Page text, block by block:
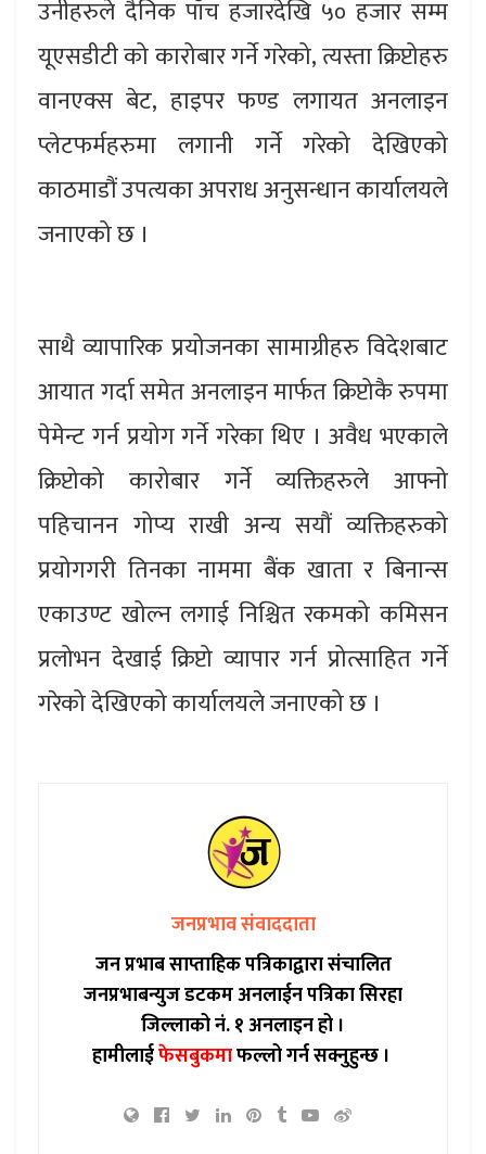
उनीहरुले दैनिक पाँच हजारदेखि ५० हजार सम्म
यूएसडीटी को कारोबार गर्ने गरेको, त्यस्ता क्रिप्टोहरु
वानएक्स बेट, हाइपर फण्ड लगायत अनलाइन
प्लेटफर्महरुमा लगानी गर्ने गरेको देखिएको
काठमाडौं उपत्यका अपराध अनुसन्धान कार्यालयले
जनाएको छ ।
साथै व्यापारिक प्रयोजनका सामाग्रीहरु विदेशबाट
आयात गर्दा समेत अनलाइन मार्फत क्रिप्टोकै रुपमा
पेमेन्ट गर्न प्रयोग गर्ने गरेका थिए । अवैध भएकाले
क्रिप्टोको कारोबार गर्ने व्यक्तिहरुले आफ्नो
पहिचानन गोप्य राखी अन्य सयौं व्यक्तिहरुको
प्रयोगगरी तिनका नाममा बैंक खाता र बिनान्स
एकाउण्ट खोल्न लगाई निश्चित रकमको कमिसन
प्रलोभन देखाई क्रिप्टो व्यापार गर्न प्रोत्साहित गर्ने
गरेको देखिएको कार्यालयले जनाएको छ ।
जनप्रभाव संवाददाता
जन प्रभाब साप्ताहिक पत्रिकाद्वारा संचालित
जनप्रभाबन्युज डटकम अनलाईन पत्रिका सिरहा
जिल्लाको नं. १ अनलाइन हो ।
हामीलाईफेसबुकमाफल्लो गर्न सक्नुहुन्छ ।